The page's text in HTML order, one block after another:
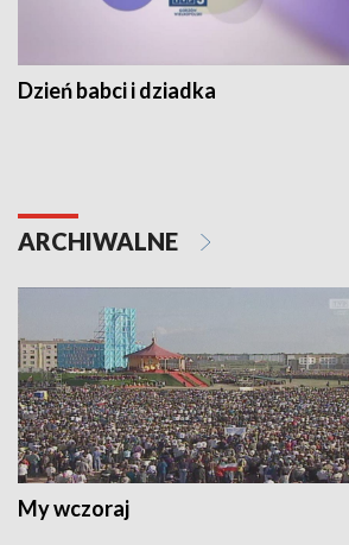
Dzień babci i dziadka
ARCHIWALNE
My wczoraj